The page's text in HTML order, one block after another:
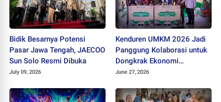
Bidik Besarnya Potensi
Pasar Jawa Tengah, JAECOO
Sun Solo Resmi Dibuka
July 09, 2026
Kenduren UMKM 2026 Jadi
Panggung Kolaborasi untuk
Dongkrak Ekonomi
Kerakyatan
June 27, 2026